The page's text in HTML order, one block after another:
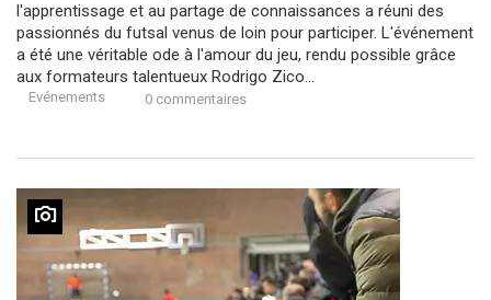
l'apprentissage et au partage de connaissances a réuni des
passionnés du futsal venus de loin pour participer. L'événement
a été une véritable ode à l'amour du jeu, rendu possible grâce
aux formateurs talentueux Rodrigo Zico...
Evénements 0 commentaires